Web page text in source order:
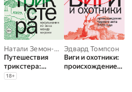
Натали Земон-Дэвис
Путешествия
трикстера:
мусульманин XVI
18+
Эдвард Томпсон
Виги и охотники:
происхождение